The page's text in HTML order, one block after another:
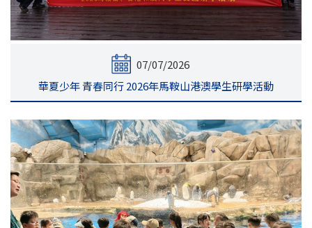
07/07/2026
華夏少年 青春同行 2026年馬鞍山港澳學生研學活動